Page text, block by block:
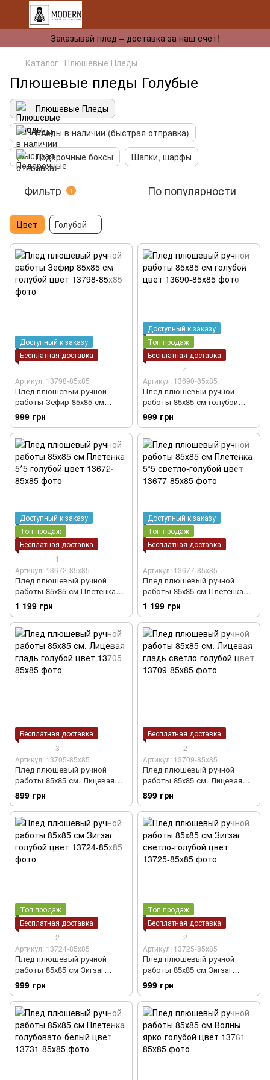
Заказывай плед – доставка за наш счет!
Каталог Плюшевые Пледы
Плюшевые пледы Голубые
Плюшевые Пледы
Пледы в наличии (быстрая отправка)
Подарочные боксы
Шапки, шарфы
Фильтр 1 По популярности
Цвет Голубой
Доступный к заказу
Бесплатная доставка
Артикул: 13798-85х85
Плед плюшевый ручной
работы Зефир 85х85 см
голубой цвет
999 грн
Доступный к заказу
Топ продаж
Бесплатная доставка
4
Артикул: 13690-85х85
Плед плюшевый ручной
работы 85х85 см голубой
цвет
999 грн
Доступный к заказу
Топ продаж
Бесплатная доставка
1
Артикул: 13672-85х85
Плед плюшевый ручной
работы 85х85 см Плетенка
5*5 голубой цвет
1 199 грн
Доступный к заказу
Топ продаж
Бесплатная доставка
Артикул: 13677-85х85
Плед плюшевый ручной
работы 85х85 см Плетенка
5*5 светло-голубой цвет
1 199 грн
Бесплатная доставка
3
Артикул: 13705-85х85
Плед плюшевый ручной
работы 85х85 см. Лицевая
гладь голубой цвет
899 грн
Бесплатная доставка
2
Артикул: 13709-85х85
Плед плюшевый ручной
работы 85х85 см. Лицевая
гладь светло-голубой цвет
899 грн
Топ продаж
Бесплатная доставка
2
Артикул: 13724-85х85
Плед плюшевый ручной
работы 85х85 см Зигзаг
голубой цвет
999 грн
Топ продаж
Бесплатная доставка
2
Артикул: 13725-85х85
Плед плюшевый ручной
работы 85х85 см Зигзаг
светло-голубой цвет
999 грн